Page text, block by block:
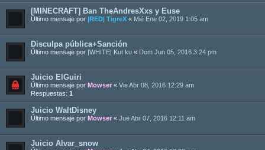
[MINECRAFT] Ban TheAndresXxs y Euse
Último mensaje por |RED| TigreX « Mié Ene 02, 2019 1:05 am
Disculpa pública+Sanción
Último mensaje por |WHITE| Kut ku « Dom Jun 05, 2016 3:24 pm
Juicio ElGuiri
Último mensaje por Mowser « Vie Abr 08, 2016 12:29 am
Respuestas: 1
Juicio WaltDisney
Último mensaje por Mowser « Jue Abr 07, 2016 12:11 am
Juicio Alvar_snow